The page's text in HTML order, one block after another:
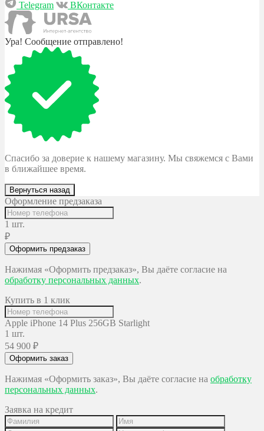
Telegram ВКонтакте
Ура! Сообщение отправлено!
Спасибо за доверие к нашему магазину. Мы свяжемся с Вами
в ближайшее время.
Вернуться назад
Оформление предзаказа
1 шт.
₽
Оформить предзаказ
Нажимая «Оформить предзаказ», Вы даёте согласие на
обработку персональных данных.
Купить в 1 клик
Apple iPhone 14 Plus 256GB Starlight
1 шт.
54 900 ₽
Оформить заказ
Нажимая «Оформить заказ», Вы даёте согласие на обработку
персональных данных.
Заявка на кредит